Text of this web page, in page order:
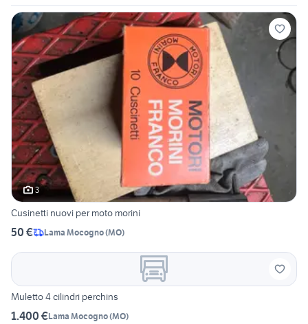
3
Cusinetti nuovi per moto morini
50 € Lama Mocogno(MO)
Muletto 4 cilindri perchins
1.400 €Lama Mocogno(MO)